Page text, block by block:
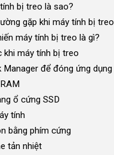
bị treo là sao?
gặp khi máy tính bị treo
máy tính bị treo là gì?
khi máy tính bị treo
Manager để đóng ứng dụng
ổ cứng SSD
tính
bằng phím cứng
tản nhiệt